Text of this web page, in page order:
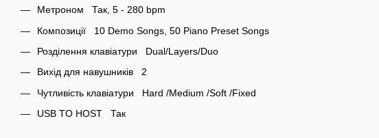
Метроном Так, 5 - 280 bpm
Композиції 10 Demo Songs, 50 Piano Preset Songs
Розділення клавіатури Dual/Layers/Duo
Вихід для навушників 2
Чутливість клавіатури Hard /Medium /Soft /Fixed
USB TO HOST Так